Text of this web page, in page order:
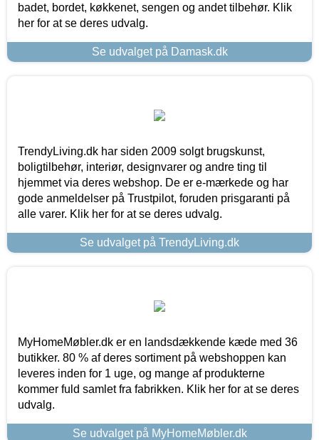
badet, bordet, køkkenet, sengen og andet tilbehør. Klik
her for at se deres udvalg.
Se udvalget på Damask.dk
TrendyLiving.dk har siden 2009 solgt brugskunst,
boligtilbehør, interiør, designvarer og andre ting til
hjemmet via deres webshop. De er e-mærkede og har
gode anmeldelser på Trustpilot, foruden prisgaranti på
alle varer. Klik her for at se deres udvalg.
Se udvalget på TrendyLiving.dk
MyHomeMøbler.dk er en landsdækkende kæde med 36
butikker. 80 % af deres sortiment på webshoppen kan
leveres inden for 1 uge, og mange af produkterne
kommer fuld samlet fra fabrikken. Klik her for at se deres
udvalg.
Se udvalget på MyHomeMøbler.dk